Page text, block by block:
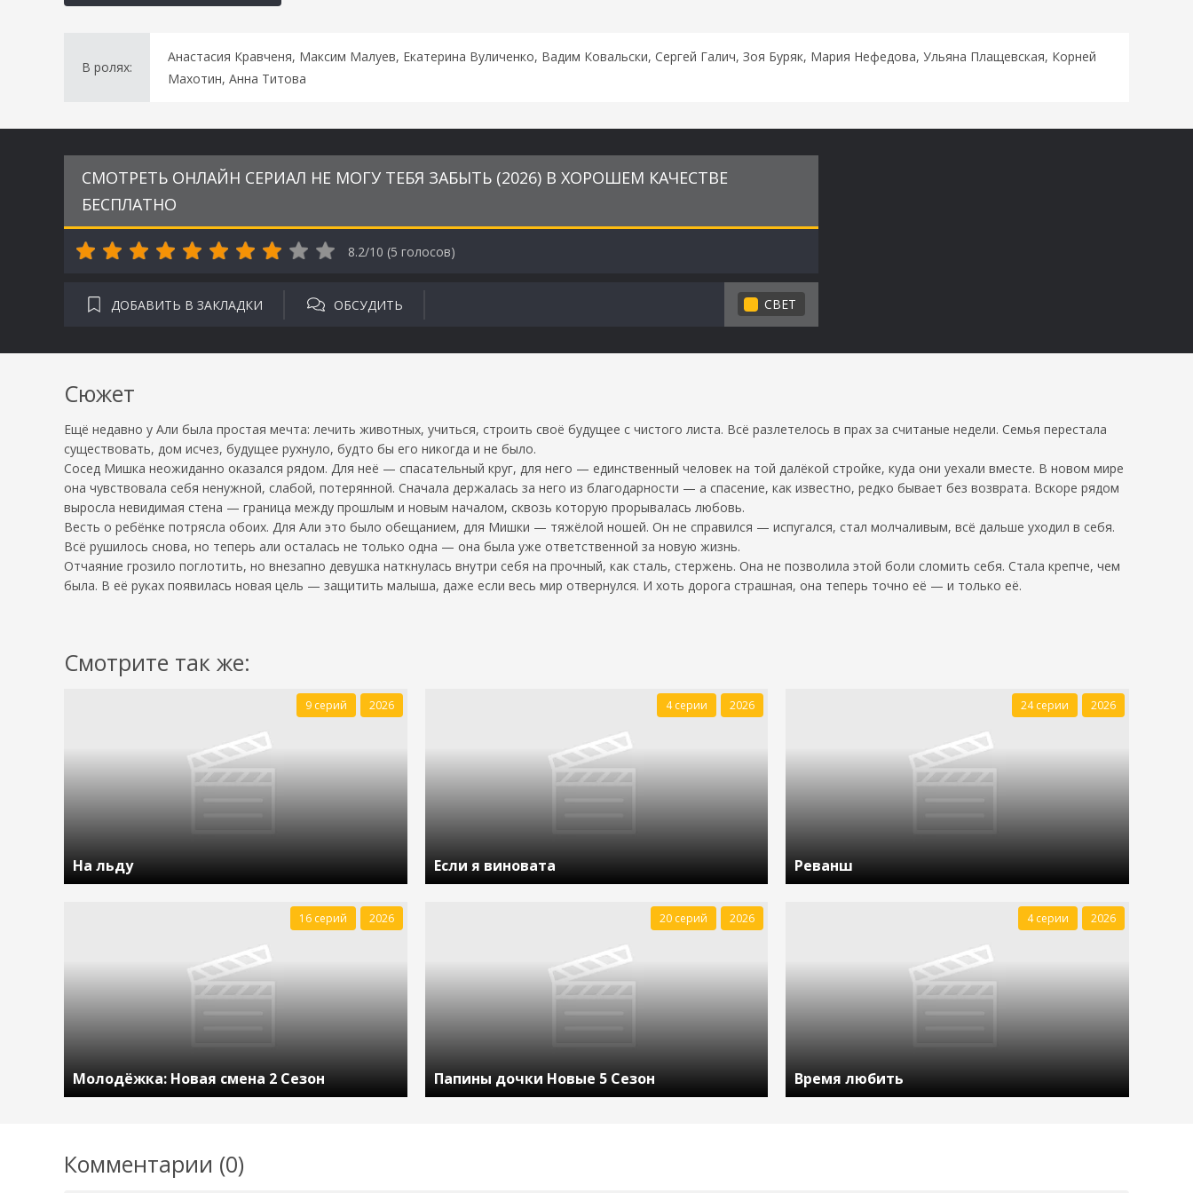
В ролях:
Анастасия Кравченя, Максим Малуев, Екатерина Вуличенко, Вадим Ковальски, Сергей Галич, Зоя Буряк, Мария Нефедова, Ульяна Плащевская, Корней
Махотин, Анна Титова
СМОТРЕТЬ ОНЛАЙН СЕРИАЛ НЕ МОГУ ТЕБЯ ЗАБЫТЬ (2026) В ХОРОШЕМ КАЧЕСТВЕ
БЕСПЛАТНО
8.2/10 (5 голосов)
ДОБАВИТЬ В ЗАКЛАДКИ ОБСУДИТЬ СВЕТ
Сюжет
Ещё недавно у Али была простая мечта: лечить животных, учиться, строить своё будущее с чистого листа. Всё разлетелось в прах за считаные недели. Семья перестала
существовать, дом исчез, будущее рухнуло, будто бы его никогда и не было.
Сосед Мишка неожиданно оказался рядом. Для неё — спасательный круг, для него — единственный человек на той далёкой стройке, куда они уехали вместе. В новом мире
она чувствовала себя ненужной, слабой, потерянной. Сначала держалась за него из благодарности — а спасение, как известно, редко бывает без возврата. Вскоре рядом
выросла невидимая стена — граница между прошлым и новым началом, сквозь которую прорывалась любовь.
Весть о ребёнке потрясла обоих. Для Али это было обещанием, для Мишки — тяжёлой ношей. Он не справился — испугался, стал молчаливым, всё дальше уходил в себя.
Всё рушилось снова, но теперь али осталась не только одна — она была уже ответственной за новую жизнь.
Отчаяние грозило поглотить, но внезапно девушка наткнулась внутри себя на прочный, как сталь, стержень. Она не позволила этой боли сломить себя. Стала крепче, чем
была. В её руках появилась новая цель — защитить малыша, даже если весь мир отвернулся. И хоть дорога страшная, она теперь точно её — и только её.
Смотрите так же:
На льду
9 серий 2026
Если я виновата
4 серии 2026
Реванш
24 серии 2026
Молодёжка: Новая смена 2 Сезон
16 серий 2026
Папины дочки Новые 5 Сезон
20 серий 2026
Время любить
4 серии 2026
Комментарии (0)